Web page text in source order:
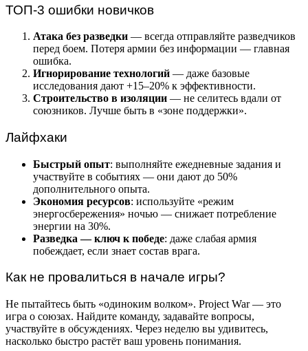
ТОП-3 ошибки новичков
Атака без разведки — всегда отправляйте разведчиков
перед боем. Потеря армии без информации — главная
ошибка.
Игнорирование технологий — даже базовые
исследования дают +15–20% к эффективности.
Строительство в изоляции — не селитесь вдали от
союзников. Лучше быть в «зоне поддержки».
Лайфхаки
Быстрый опыт: выполняйте ежедневные задания и
участвуйте в событиях — они дают до 50%
дополнительного опыта.
Экономия ресурсов: используйте «режим
энергосбережения» ночью — снижает потребление
энергии на 30%.
Разведка — ключ к победе: даже слабая армия
побеждает, если знает состав врага.
Как не провалиться в начале игры?
Не пытайтесь быть «одиноким волком». Project War — это
игра о союзах. Найдите команду, задавайте вопросы,
участвуйте в обсуждениях. Через неделю вы удивитесь,
насколько быстро растёт ваш уровень понимания.